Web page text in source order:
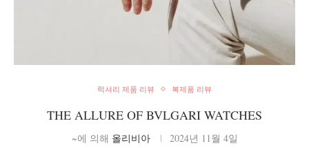
럭셔리 제품 리뷰 복제품 리뷰
THE ALLURE OF BVLGARI WATCHES
~에 의해 올리비아 2024년 11월 4일